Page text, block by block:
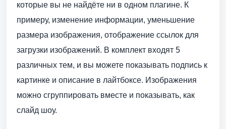
которые вы не найдёте ни в одном плагине. К
примеру, изменение информации, уменьшение
размера изображения, отображение ссылок для
загрузки изображений. В комплект входят 5
различных тем, и вы можете показывать подпись к
картинке и описание в лайтбоксе. Изображения
можно сгруппировать вместе и показывать, как
слайд шоу.